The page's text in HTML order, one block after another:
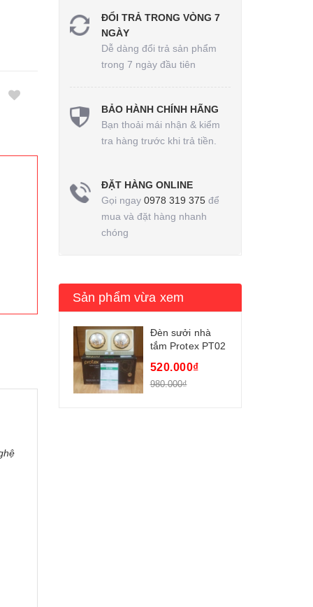
ĐỔI TRẢ TRONG VÒNG 7
NGÀY
Dễ dàng đổi trả sản phẩm
trong 7 ngày đầu tiên
BẢO HÀNH CHÍNH HÃNG
Bạn thoải mái nhận & kiểm
tra hàng trước khi trả tiền.
ĐẶT HÀNG ONLINE
Gọi ngay 0978 319 375để
mua và đặt hàng nhanh
chóng
Sản phẩm vừa xem
Đèn sưởi nhà
tắm Protex PT02
520.000₫
980.000₫